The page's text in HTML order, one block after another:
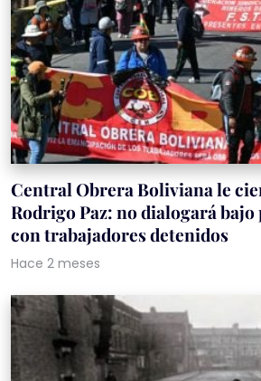
Central Obrera Boliviana le
Rodrigo Paz: no dialogará
con trabajadores detenidos
Hace 2 meses